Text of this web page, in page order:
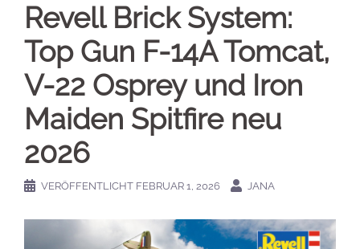
Revell Brick System:
Top Gun F-14A Tomcat,
V-22 Osprey und Iron
Maiden Spitfire neu
2026
VERÖFFENTLICHT FEBRUAR 1, 2026 JANA